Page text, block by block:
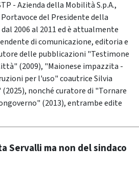
- Azienda della Mobilità S.p.A.,
del Presidente della
2006 al 2011 ed è attualmente
di comunicazione, editoria e
delle pubblicazioni "Testimone
(2009), "Maionese impazzita -
per l'uso" coautrice Silvia
nonché curatore di "Tornare
(2013), entrambe edite
Servalli ma non del sindaco